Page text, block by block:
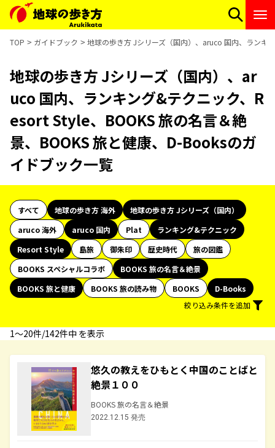
TOP ガイドブック 地球の歩き方 Jシリーズ（国内）、aruco 国内、ランキ
地球の歩き方 Jシリーズ（国内）、ar
uco 国内、ランキング&テクニック、R
esort Style、BOOKS 旅の名言＆絶
景、BOOKS 旅と健康、D-Booksのガ
イドブック一覧
すべて 地球の歩き方 海外
地球の歩き方 Jシリーズ（国内）
aruco 海外
aruco 国内 Plat
ランキング&テクニック
Resort Style
島旅 御朱印 歴史時代
旅の図鑑
BOOKS スペシャルコラボ
BOOKS 旅の名言＆絶景
BOOKS 旅と健康
BOOKS 旅の読み物 BOOKS
D-Books
絞り込み条件を追加
1〜20件/142件中 を表示
悠久の教えをひもとく中国のことばと
絶景１００
BOOKS 旅の名言＆絶景
2022.12.15 発売